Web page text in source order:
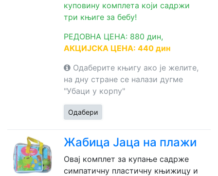
куповину комплета који садржи
три књиге за бебу!
РЕДОВНА ЦЕНА: 880 дин,
АКЦИЈСКА ЦЕНА: 440 дин
Одаберите књигу ако је желите,
на дну стране се налази дугме
"Убаци у корпу"
Одабери
Жабица Јаца на плажи
Овај комплет за купање садрже
симпатичну пластичну књижицу и